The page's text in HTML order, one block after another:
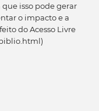
isso pode gerar
o impacto e a
do Acesso Livre